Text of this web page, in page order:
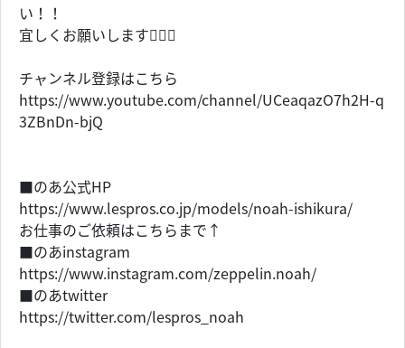
い！！
宜しくお願いします🙇🏽‍♂️
チャンネル登録はこちら
https://www.youtube.com/channel/UCeaqazO7h2H-q
3ZBnDn-bjQ
■のあ公式HP
https://www.lespros.co.jp/models/noah-ishikura/
お仕事のご依頼はこちらまで↑
■のあinstagram
https://www.instagram.com/zeppelin.noah/
■のあtwitter
https://twitter.com/lespros_noah